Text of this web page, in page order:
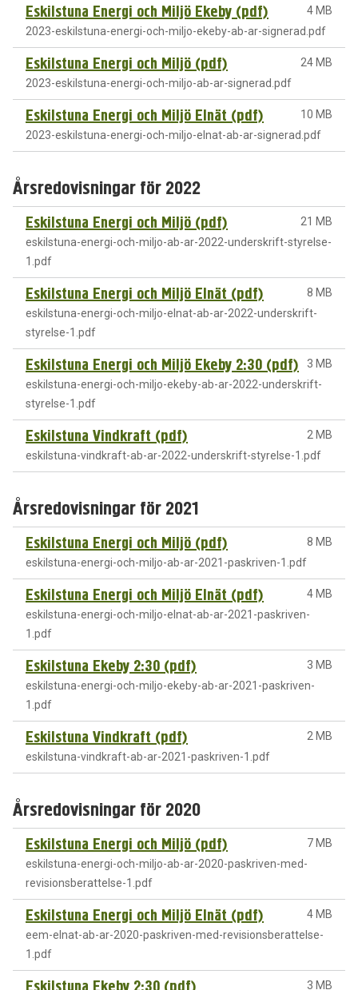
Eskilstuna Energi och Miljö Ekeby (pdf)
4 MB
2023-eskilstuna-energi-och-miljo-ekeby-ab-ar-signerad.pdf
Eskilstuna Energi och Miljö (pdf)
24 MB
2023-eskilstuna-energi-och-miljo-ab-ar-signerad.pdf
Eskilstuna Energi och Miljö Elnät (pdf)
10 MB
2023-eskilstuna-energi-och-miljo-elnat-ab-ar-signerad.pdf
Årsredovisningar för 2022
Eskilstuna Energi och Miljö (pdf)
21 MB
eskilstuna-energi-och-miljo-ab-ar-2022-underskrift-styrelse-
1.pdf
Eskilstuna Energi och Miljö Elnät (pdf)
8 MB
eskilstuna-energi-och-miljo-elnat-ab-ar-2022-underskrift-
styrelse-1.pdf
Eskilstuna Energi och Miljö Ekeby 2:30 (pdf)
3 MB
eskilstuna-energi-och-miljo-ekeby-ab-ar-2022-underskrift-
styrelse-1.pdf
Eskilstuna Vindkraft (pdf)
2 MB
eskilstuna-vindkraft-ab-ar-2022-underskrift-styrelse-1.pdf
Årsredovisningar för 2021
Eskilstuna Energi och Miljö (pdf)
8 MB
eskilstuna-energi-och-miljo-ab-ar-2021-paskriven-1.pdf
Eskilstuna Energi och Miljö Elnät (pdf)
4 MB
eskilstuna-energi-och-miljo-elnat-ab-ar-2021-paskriven-
1.pdf
Eskilstuna Ekeby 2:30 (pdf)
3 MB
eskilstuna-energi-och-miljo-ekeby-ab-ar-2021-paskriven-
1.pdf
Eskilstuna Vindkraft (pdf)
2 MB
eskilstuna-vindkraft-ab-ar-2021-paskriven-1.pdf
Årsredovisningar för 2020
Eskilstuna Energi och Miljö (pdf)
7 MB
eskilstuna-energi-och-miljo-ab-ar-2020-paskriven-med-
revisionsberattelse-1.pdf
Eskilstuna Energi och Miljö Elnät (pdf)
4 MB
eem-elnat-ab-ar-2020-paskriven-med-revisionsberattelse-
1.pdf
3 MB